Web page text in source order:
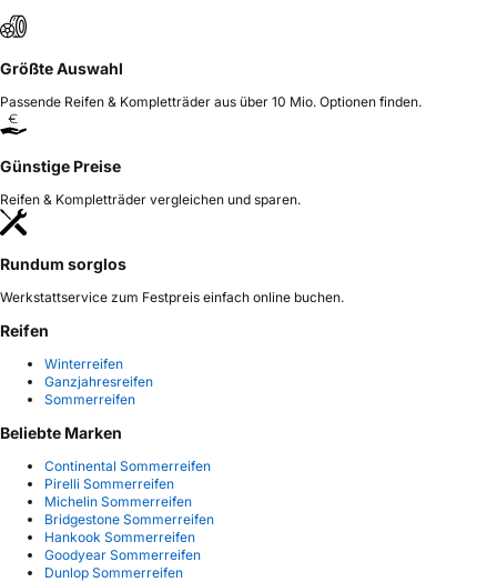
Größte Auswahl
Passende Reifen & Kompletträder aus über 10 Mio. Optionen finden.
Günstige Preise
Reifen & Kompletträder vergleichen und sparen.
Rundum sorglos
Werkstattservice zum Festpreis einfach online buchen.
Reifen
Winterreifen
Ganzjahresreifen
Sommerreifen
Beliebte Marken
Continental Sommerreifen
Pirelli Sommerreifen
Michelin Sommerreifen
Bridgestone Sommerreifen
Hankook Sommerreifen
Goodyear Sommerreifen
Dunlop Sommerreifen